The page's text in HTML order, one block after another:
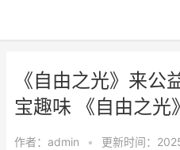
《自由之光》来公
宝趣味 《自由之光
作者： admin • 更新时间：